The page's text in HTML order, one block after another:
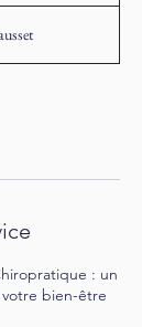
: un
bien-être